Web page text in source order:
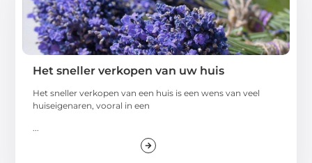
Het sneller verkopen van uw huis
Het sneller verkopen van een huis is een wens van veel
huiseigenaren, vooral in een
...